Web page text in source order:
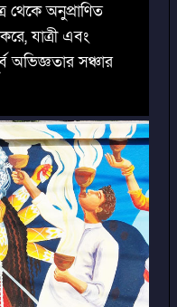
থেকে অনুপ্রাণিত
যাত্রী এবং
সঞ্চার